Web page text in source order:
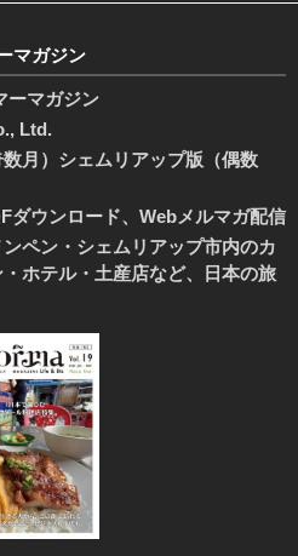
マガジン
ーマガジン
Ltd.
月）シェムリアップ版（偶数
ダウンロード、Webメルマガ配信
ペン・シェムリアップ市内のカ
ホテル・土産店など、日本の旅